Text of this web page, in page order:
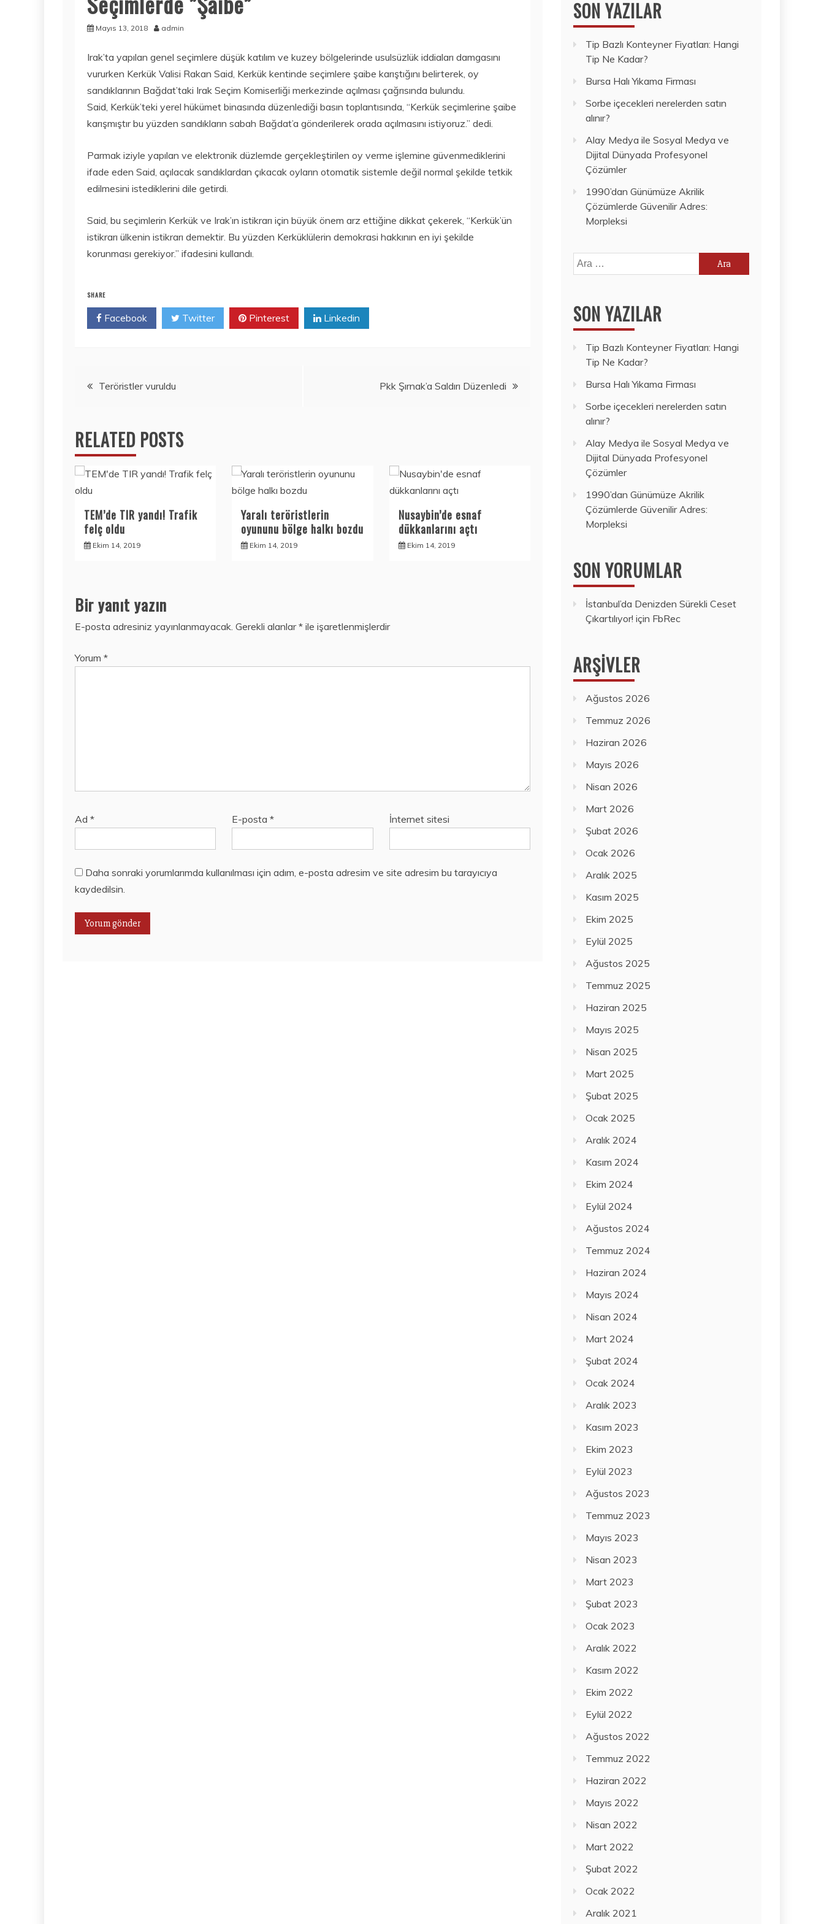
Mayıs 13, 2018 admin
Irak’ta yapılan genel seçimlere düşük katılım ve kuzey bölgelerinde usulsüzlük iddiaları damgasını
vururken Kerkük Valisi Rakan Said, Kerkük kentinde seçimlere şaibe karıştığını belirterek, oy
sandıklarının Bağdat’taki Irak Seçim Komiserliği merkezinde açılması çağrısında bulundu.
Said, Kerkük’teki yerel hükümet binasında düzenlediği basın toplantısında, “Kerkük seçimlerine şaibe
karışmıştır bu yüzden sandıkların sabah Bağdat’a gönderilerek orada açılmasını istiyoruz.” dedi.
Parmak iziyle yapılan ve elektronik düzlemde gerçekleştirilen oy verme işlemine güvenmediklerini
ifade eden Said, açılacak sandıklardan çıkacak oyların otomatik sistemle değil normal şekilde tetkik
edilmesini istediklerini dile getirdi.
Said, bu seçimlerin Kerkük ve Irak’ın istikrarı için büyük önem arz ettiğine dikkat çekerek, “Kerkük’ün
istikrarı ülkenin istikrarı demektir. Bu yüzden Kerküklülerin demokrasi hakkının en iyi şekilde
korunması gerekiyor.” ifadesini kullandı.
SHARE
Facebook Twitter Pinterest Linkedin
YazıTeröristler vuruldu Pkk Şırnak’a Saldırı Düzenledi
RELATED POSTS
TEM’de TIR yandı! Trafik
felç oldu
Ekim 14, 2019
Yaralı teröristlerin
oyununu bölge halkı bozdu
Ekim 14, 2019
Nusaybin’de esnaf
dükkanlarını açtı
Ekim 14, 2019
Bir yanıt yazın
E-posta adresiniz yayınlanmayacak. Gerekli alanlar* ile işaretlenmişlerdir
Yorum *
Ad * E-posta* İnternet sitesi
Daha sonraki yorumlarımda kullanılması için adım, e-posta adresim ve site adresim bu tarayıcıya
kaydedilsin.
SON YAZILAR
Tip Bazlı Konteyner Fiyatları: Hangi
Tip Ne Kadar?
Bursa Halı Yıkama Firması
Sorbe içecekleri nerelerden satın
alınır?
Alay Medya ile Sosyal Medya ve
Dijital Dünyada Profesyonel
Çözümler
1990’dan Günümüze Akrilik
Çözümlerde Güvenilir Adres:
Morpleksi
Arama:
SON YAZILAR
Tip Bazlı Konteyner Fiyatları: Hangi
Tip Ne Kadar?
Bursa Halı Yıkama Firması
Sorbe içecekleri nerelerden satın
alınır?
Alay Medya ile Sosyal Medya ve
Dijital Dünyada Profesyonel
Çözümler
1990’dan Günümüze Akrilik
Çözümlerde Güvenilir Adres:
Morpleksi
SON YORUMLAR
İstanbul’da Denizden Sürekli Ceset
Çıkartılıyor! için FbRec
ARŞIVLER
Ağustos 2026
Temmuz 2026
Haziran 2026
Mayıs 2026
Nisan 2026
Mart 2026
Şubat 2026
Ocak 2026
Aralık 2025
Kasım 2025
Ekim 2025
Eylül 2025
Ağustos 2025
Temmuz 2025
Haziran 2025
Mayıs 2025
Nisan 2025
Mart 2025
Şubat 2025
Ocak 2025
Aralık 2024
Kasım 2024
Ekim 2024
Eylül 2024
Ağustos 2024
Temmuz 2024
Haziran 2024
Mayıs 2024
Nisan 2024
Mart 2024
Şubat 2024
Ocak 2024
Aralık 2023
Kasım 2023
Ekim 2023
Eylül 2023
Ağustos 2023
Temmuz 2023
Mayıs 2023
Nisan 2023
Mart 2023
Şubat 2023
Ocak 2023
Aralık 2022
Kasım 2022
Ekim 2022
Eylül 2022
Ağustos 2022
Temmuz 2022
Haziran 2022
Mayıs 2022
Nisan 2022
Mart 2022
Şubat 2022
Ocak 2022
Aralık 2021